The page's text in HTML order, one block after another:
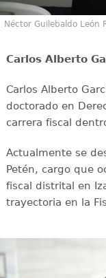
Néctor Guilebaldo León
Carlos Alberto
Carlos Alberto
doctorado en
carrera fiscal
Actualmente se
Petén, cargo que
fiscal distrital en
trayectoria en la